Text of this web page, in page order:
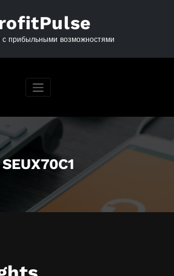
с прибыльными возможностями
SEUX70C1